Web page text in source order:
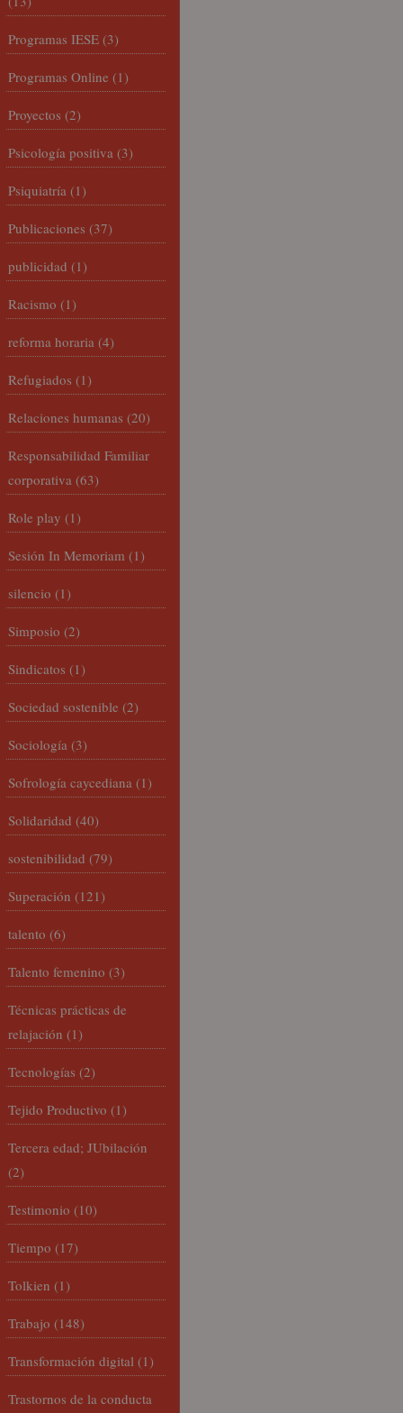
Programas IESE (3)
Programas Online (1)
Proyectos (2)
Psicología positiva (3)
Psiquiatría (1)
Publicaciones (37)
publicidad (1)
Racismo (1)
reforma horaria (4)
Refugiados (1)
Relaciones humanas (20)
Responsabilidad Familiar
corporativa (63)
Role play (1)
Sesión In Memoriam (1)
silencio (1)
Simposio (2)
Sindicatos (1)
Sociedad sostenible (2)
Sociología (3)
Sofrología caycediana (1)
Solidaridad (40)
sostenibilidad (79)
Superación (121)
talento (6)
Talento femenino (3)
Técnicas prácticas de
relajación (1)
Tecnologías (2)
Tejido Productivo (1)
Tercera edad; JUbilación
(2)
Testimonio (10)
Tiempo (17)
Tolkien (1)
Trabajo (148)
Transformación digital (1)
Trastornos de la conducta